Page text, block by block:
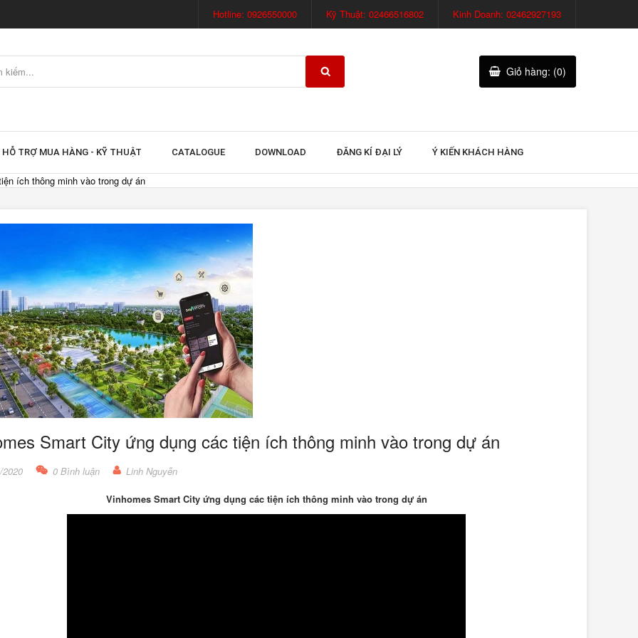
Hotline: 0926550000 Kỹ Thuật: 02466516802 Kinh Doanh: 02462927193
Giỏ hàng: (0)
HỖ TRỢ MUA HÀNG - KỸ THUẬT CATALOGUE DOWNLOAD ĐĂNG KÍ ĐẠI LÝ Ý KIẾN KHÁCH HÀNG
ích thông minh vào trong dự án
Smart City ứng dụng các tiện ích thông minh vào trong dự án
2020 0 Bình luận Linh Nguyễn
Vinhomes Smart City ứng dụng các tiện ích thông minh vào trong dự án